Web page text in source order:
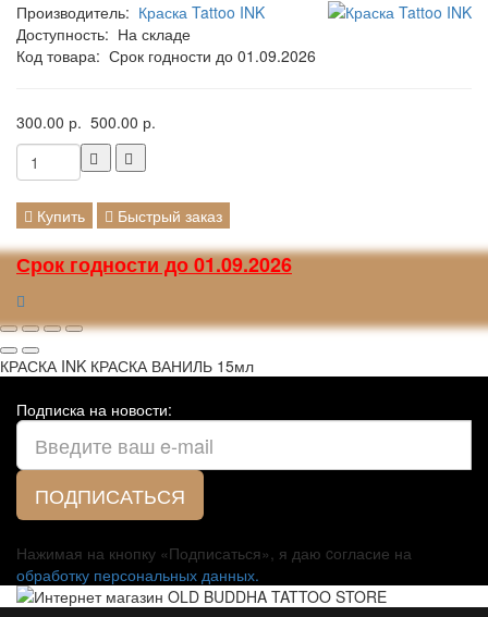
Производитель: Краска Tattoo INK
Доступность: На складе
Код товара: Срок годности до 01.09.2026
300.00 р. 500.00 р.
Купить Быстрый заказ
Срок годности до 01.09.2026
КРАСКА INK КРАСКА ВАНИЛЬ 15мл
Подписка на новости:
ПОДПИСАТЬСЯ
Нажимая на кнопку «Подписаться», я даю cогласие на
обработку персональных данных.